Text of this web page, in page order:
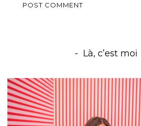
Là, c’est moi